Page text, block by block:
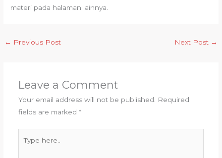
materi pada halaman lainnya.
← Previous Post Next Post →
Leave a Comment
Your email address will not be published.
Required
fields are marked *
here..